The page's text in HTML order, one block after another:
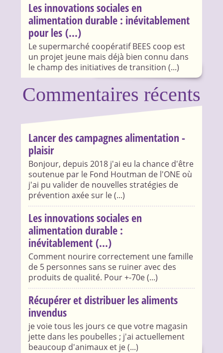
Les innovations sociales en
alimentation durable : inévitablement
pour les (...)
Le supermarché coopératif BEES coop est
un projet jeune mais déjà bien connu dans
le champ des initiatives de transition (...)
Commentaires récents
Lancer des campagnes alimentation -
plaisir
Bonjour, depuis 2018 j'ai eu la chance d'être
soutenue par le Fond Houtman de l'ONE où
j'ai pu valider de nouvelles stratégies de
prévention axée sur le (...)
Les innovations sociales en
alimentation durable :
inévitablement (...)
Comment nourire correctement une famille
de 5 personnes sans se ruiner avec des
produits de qualité. Pour +-70e (...)
Récupérer et distribuer les aliments
invendus
je voie tous les jours ce que votre magasin
jette dans les poubelles ; j'ai actuellement
beaucoup d'animaux et je (...)